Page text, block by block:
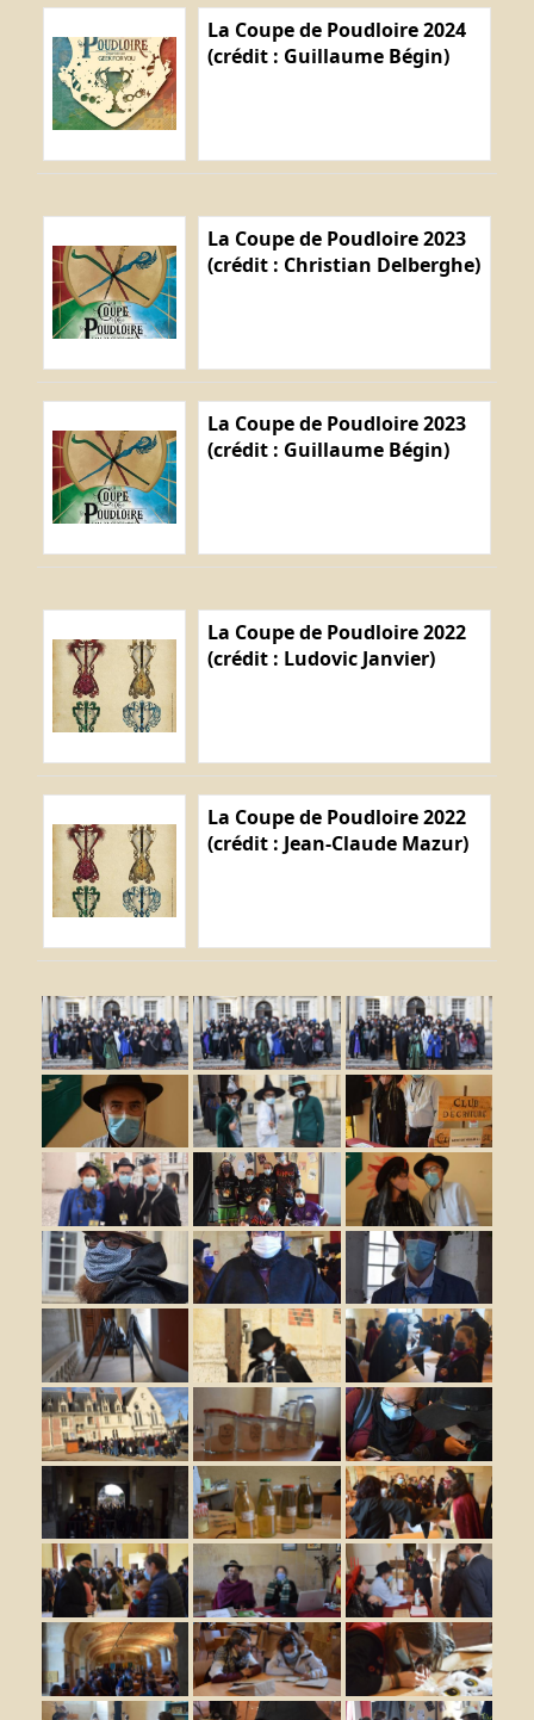
La Coupe de Poudloire 2024
(crédit : Guillaume Bégin)
La Coupe de Poudloire 2023
(crédit : Christian Delberghe)
La Coupe de Poudloire 2023
(crédit : Guillaume Bégin)
La Coupe de Poudloire 2022
(crédit : Ludovic Janvier)
La Coupe de Poudloire 2022
(crédit : Jean-Claude Mazur)